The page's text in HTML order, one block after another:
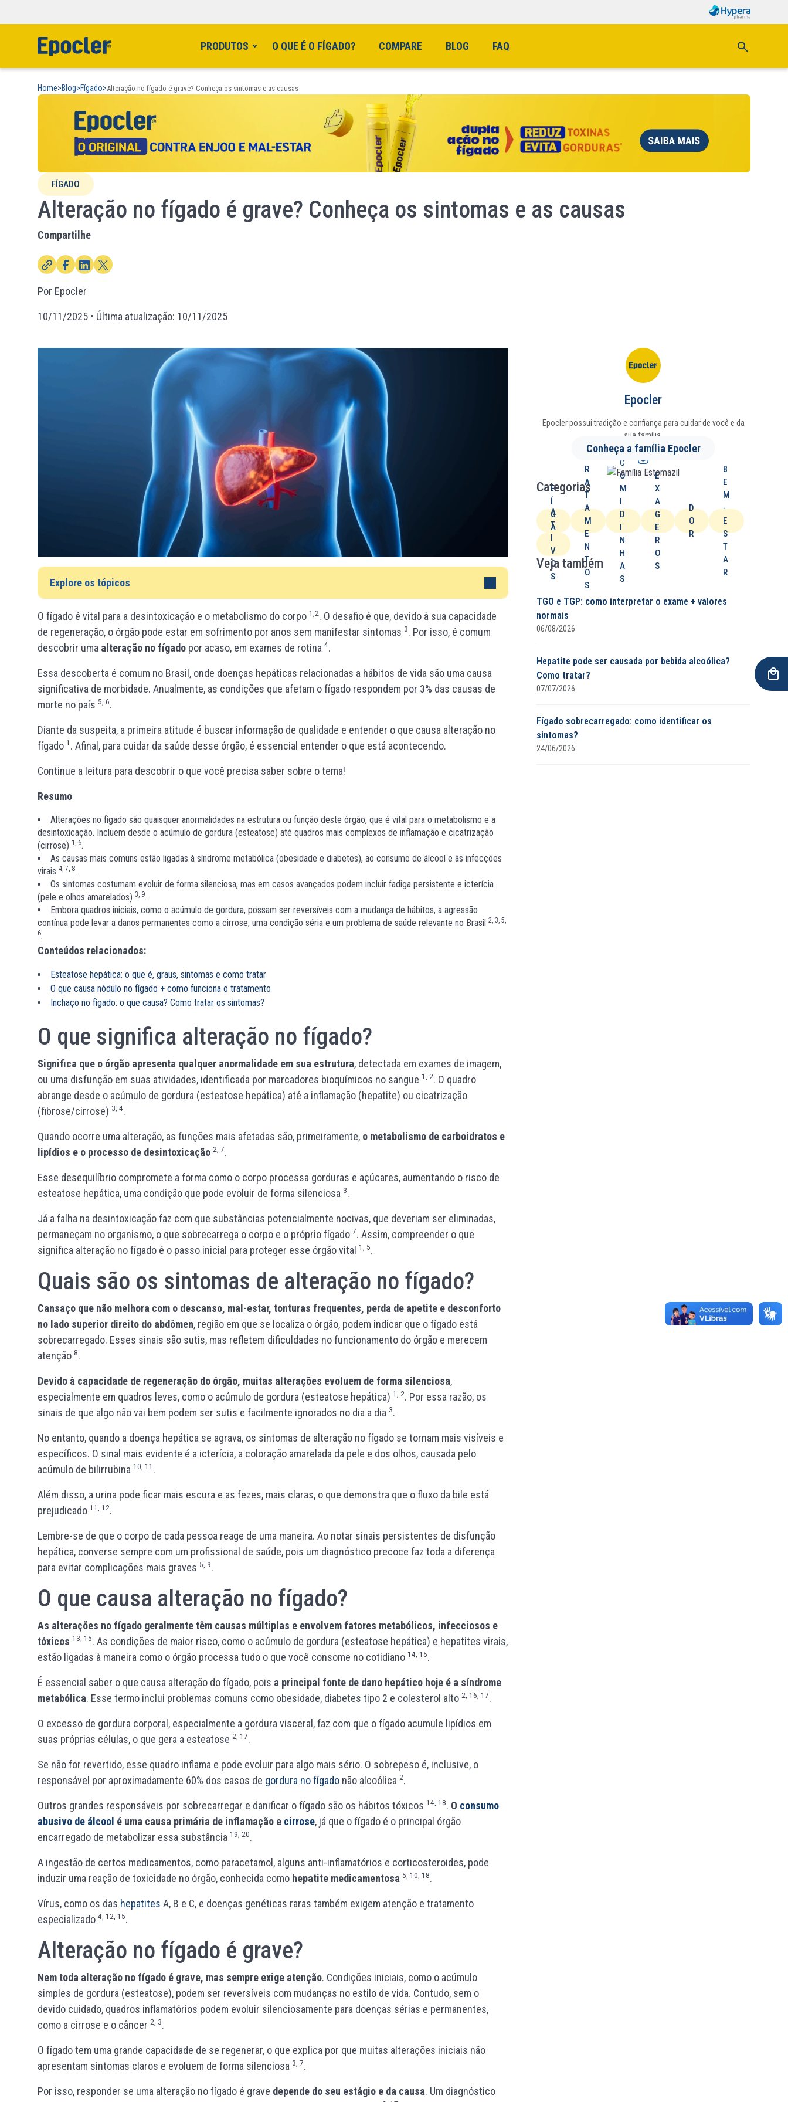
PRODUTOS O QUE É O FÍGADO? COMPARE BLOG FAQ
Home>Blog>Fígado>Alteração no fígado é grave? Conheça os sintomas e as causas
FÍGADO
Alteração no fígado é grave? Conheça os sintomas e as causas
Compartilhe
Por Epocler
10/11/2025 • Última atualização: 10/11/2025
Explore os tópicos
O fígado é vital para a desintoxicação e o metabolismo do corpo 1,2. O desafio é que, devido à sua capacidade
de regeneração, o órgão pode estar em sofrimento por anos sem manifestar sintomas 3. Por isso, é comum
descobrir uma alteração no fígado por acaso, em exames de rotina 4.
Essa descoberta é comum no Brasil, onde doenças hepáticas relacionadas a hábitos de vida são uma causa
significativa de morbidade. Anualmente, as condições que afetam o fígado respondem por 3% das causas de
morte no país 5, 6.
Diante da suspeita, a primeira atitude é buscar informação de qualidade e entender o que causa alteração no
fígado 1 . Afinal, para cuidar da saúde desse órgão, é essencial entender o que está acontecendo.
Continue a leitura para descobrir o que você precisa saber sobre o tema!
Resumo
Alterações no fígado são quaisquer anormalidades na estrutura ou função deste órgão, que é vital para o metabolismo e a
desintoxicação. Incluem desde o acúmulo de gordura (esteatose) até quadros mais complexos de inflamação e cicatrização
(cirrose) 1, 6.
As causas mais comuns estão ligadas à síndrome metabólica (obesidade e diabetes), ao consumo de álcool e às infecções
virais 4, 7, 8.
Os sintomas costumam evoluir de forma silenciosa, mas em casos avançados podem incluir fadiga persistente e icterícia
(pele e olhos amarelados) 3, 9.
Embora quadros iniciais, como o acúmulo de gordura, possam ser reversíveis com a mudança de hábitos, a agressão
contínua pode levar a danos permanentes como a cirrose, uma condição séria e um problema de saúde relevante no Brasil 2, 3, 5,
6.
Conteúdos relacionados:
Esteatose hepática: o que é, graus, sintomas e como tratar
O que causa nódulo no fígado + como funciona o tratamento
Inchaço no fígado: o que causa? Como tratar os sintomas?
O que significa alteração no fígado?
Significa que o órgão apresenta qualquer anormalidade em sua estrutura, detectada em exames de imagem,
ou uma disfunção em suas atividades, identificada por marcadores bioquímicos no sangue 1, 2. O quadro
abrange desde o acúmulo de gordura (esteatose hepática) até a inflamação (hepatite) ou cicatrização
(fibrose/cirrose) 3, 4.
Quando ocorre uma alteração, as funções mais afetadas são, primeiramente, o metabolismo de carboidratos e
lipídios e o processo de desintoxicação 2, 7.
Esse desequilíbrio compromete a forma como o corpo processa gorduras e açúcares, aumentando o risco de
esteatose hepática, uma condição que pode evoluir de forma silenciosa 3.
Já a falha na desintoxicação faz com que substâncias potencialmente nocivas, que deveriam ser eliminadas,
permaneçam no organismo, o que sobrecarrega o corpo e o próprio fígado 7. Assim, compreender o que
significa alteração no fígado é o passo inicial para proteger esse órgão vital 1, 5.
Quais são os sintomas de alteração no fígado?
Cansaço que não melhora com o descanso, mal-estar, tonturas frequentes, perda de apetite e desconforto
no lado superior direito do abdômen, região em que se localiza o órgão, podem indicar que o fígado está
sobrecarregado. Esses sinais são sutis, mas refletem dificuldades no funcionamento do órgão e merecem
atenção 8.
Devido à capacidade de regeneração do órgão, muitas alterações evoluem de forma silenciosa,
especialmente em quadros leves, como o acúmulo de gordura (esteatose hepática) 1, 2. Por essa razão, os
sinais de que algo não vai bem podem ser sutis e facilmente ignorados no dia a dia 3.
No entanto, quando a doença hepática se agrava, os sintomas de alteração no fígado se tornam mais visíveis e
específicos. O sinal mais evidente é a icterícia, a coloração amarelada da pele e dos olhos, causada pelo
acúmulo de bilirrubina 10, 11 .
Além disso, a urina pode ficar mais escura e as fezes, mais claras, o que demonstra que o fluxo da bile está
prejudicado 11, 12.
Lembre-se de que o corpo de cada pessoa reage de uma maneira. Ao notar sinais persistentes de disfunção
hepática, converse sempre com um profissional de saúde, pois um diagnóstico precoce faz toda a diferença
para evitar complicações mais graves 5, 9.
O que causa alteração no fígado?
As alterações no fígado geralmente têm causas múltiplas e envolvem fatores metabólicos, infecciosos e
tóxicos 13, 15. As condições de maior risco, como o acúmulo de gordura (esteatose hepática) e hepatites virais,
estão ligadas à maneira como o órgão processa tudo o que você consome no cotidiano 14, 15.
É essencial saber o que causa alteração do fígado, pois a principal fonte de dano hepático hoje é a síndrome
metabólica. Esse termo inclui problemas comuns como obesidade, diabetes tipo 2 e colesterol alto 2, 16, 17.
O excesso de gordura corporal, especialmente a gordura visceral, faz com que o fígado acumule lipídios em
suas próprias células, o que gera a esteatose 2, 17.
Se não for revertido, esse quadro inflama e pode evoluir para algo mais sério. O sobrepeso é, inclusive, o
responsável por aproximadamente 60% dos casos de gordura no fígado não alcoólica 2.
Outros grandes responsáveis por sobrecarregar e danificar o fígado são os hábitos tóxicos 14, 18. O consumo
abusivo de álcool é uma causa primária de inflamação e cirrose, já que o fígado é o principal órgão
encarregado de metabolizar essa substância 19, 20.
A ingestão de certos medicamentos, como paracetamol, alguns anti-inflamatórios e corticosteroides, pode
induzir uma reação de toxicidade no órgão, conhecida como hepatite medicamentosa 5, 10, 18.
Vírus, como os das hepatites A, B e C, e doenças genéticas raras também exigem atenção e tratamento
especializado 4, 12, 15.
Alteração no fígado é grave?
Nem toda alteração no fígado é grave, mas sempre exige atenção. Condições iniciais, como o acúmulo
simples de gordura (esteatose), podem ser reversíveis com mudanças no estilo de vida. Contudo, sem o
devido cuidado, quadros inflamatórios podem evoluir silenciosamente para doenças sérias e permanentes,
como a cirrose e o câncer 2, 3.
O fígado tem uma grande capacidade de se regenerar, o que explica por que muitas alterações iniciais não
apresentam sintomas claros e evoluem de forma silenciosa 3, 7.
Por isso, responder se uma alteração no fígado é grave depende do seu estágio e da causa. Um diagnóstico
Epocler
Epocler possui tradição e confiança para cuidar de você e da
sua família.
Conheça a família Epocler
Categorias
F
Í
G
A
D
O
R
A
T
A
M
E
N
T
O
S
C
O
M
I
D
I
N
H
A
S
E
X
A
G
E
R
O
S
D
O
R
B
E
M
-
E
S
T
A
R
A
T
I
V
O
S
Veja também
TGO e TGP: como interpretar o exame + valores
normais
06/08/2026
Hepatite pode ser causada por bebida alcoólica?
Como tratar?
07/07/2026
Fígado sobrecarregado: como identificar os
sintomas?
24/06/2026